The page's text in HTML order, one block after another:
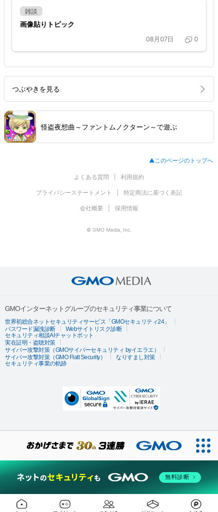
雑談
画像貼りトピック
08月07日 0
つぶやきを見る
怪盗夜想曲～ファントムノクターン～で遊ぶ
▲このページのトップへ
よくある質問 利用規約
プライバシーステートメント 特定商法に基づく表記
会社概要 採用情報
© GMO Media, Inc.
GMOインターネットグループのセキュリティ事業について
世界初総合ネットセキュリティサービス「GMOセキュリティ24」
パスワード漏洩診断
Webサイトリスク診断
セキュリティ相談AIチャットボット
実在証明・盗聴対策
サイバー攻撃対策（GMOサイバーセキュリティ byイエラエ）
サイバー攻撃対策（GMO Flatt Security）
なりすまし対策
セキュリティ事業の軌跡
無料診断